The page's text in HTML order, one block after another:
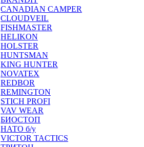
CANADIAN CAMPER
CLOUDVEIL
FISHMASTER
HELIKON
HOLSTER
HUNTSMAN
KING HUNTER
NOVATEX
REDBOR
REMINGTON
STICH PROFI
VAV WEAR
БИОСТОП
НАТО б/у
VICTOR TACTICS